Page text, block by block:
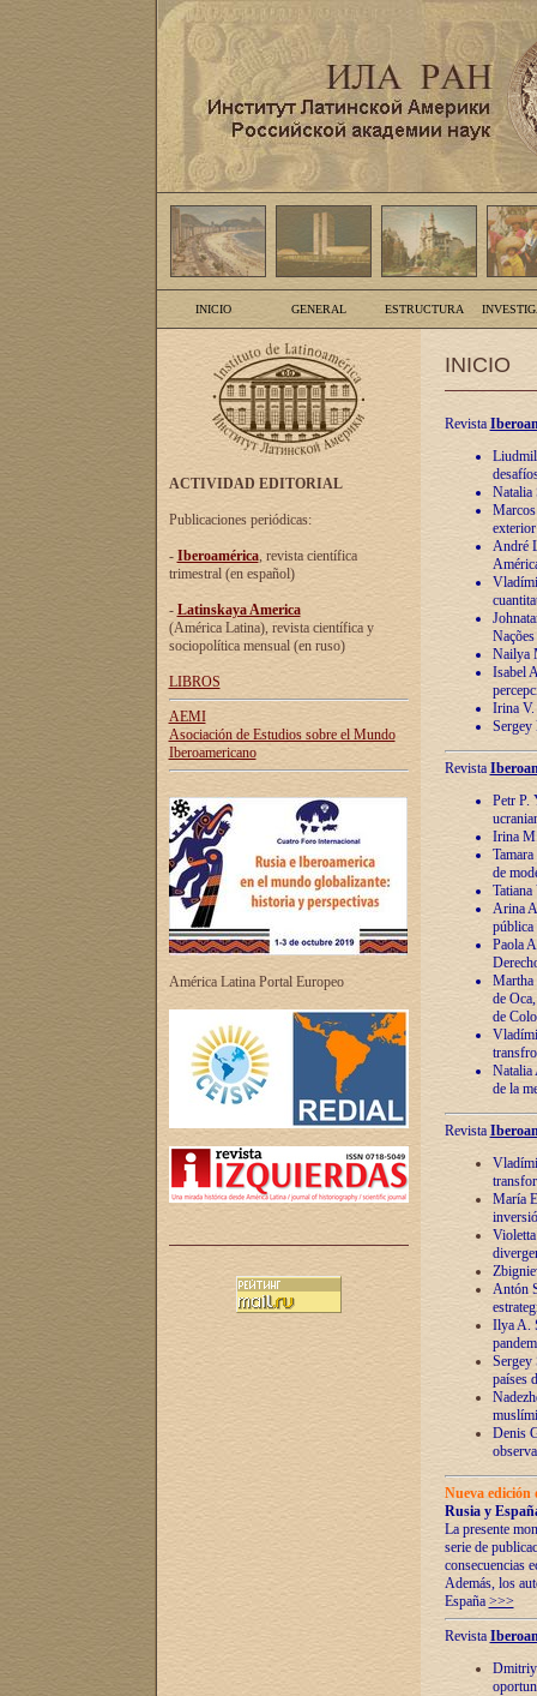
INICIO GENERAL ESTRUCTURA
ACTIVIDAD EDITORIAL
Publicaciones periódicas:
- Iberoamérica, revista científica
trimestral (en español)
- Latinskaya America
(América Latina), revista científica y
sociopolítica mensual (en ruso)
LIBROS
AEMI
Asociación de Estudios sobre el Mundo
Iberoamericano
América Latina Portal Europeo
INICIO
Revista
Natalia
André
Nailya
Isabel
Irina V.
Sergey
Revista
Petr P.
Irina
de
Arina
pública
Paola
Martha
de
de
Natalia
de la
Revista
María
Antón
Ilya A.
Sergey
países
Denis
Nueva
Rusia y
La presente
serie de
consecuencias
Además, los
España >>>
Revista
Dmitriy